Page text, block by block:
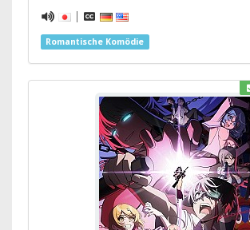
|
Romantische Komödie